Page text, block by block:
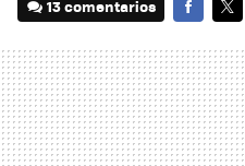
13 comentarios